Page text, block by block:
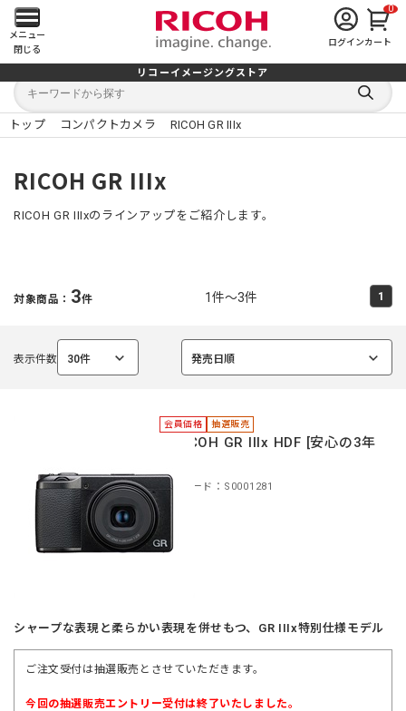
メ
イ
ン
メ
ニ
ュ
を
く
メニュー
閉じる
ログイン
0
カート
リコーイメージングストア
キ
ワ
ー
キ
検
索
る
トップ コンパクトカメラ RICOH GR IIIx
RICOH GR IIIx
RICOH GR IIIxのラインアップをご紹介します。
対象商品： 3件 1件～3件 1
表示件数 30件
選
発売日順
選
会員価格 抽選販売
＊RICOH GR IIIx HDF [安心の3年
商品コード：S0001281
シャープな表現と柔らかい表現を併せもつ、GR IIIx特別仕様モデル
ご注文受付は抽選販売とさせていただきます。
今回の抽選販売エントリー受付は終了いたしました。